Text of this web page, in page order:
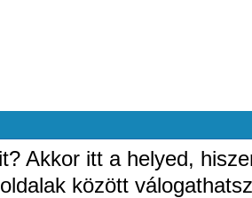
Akkor itt a helyed,
között